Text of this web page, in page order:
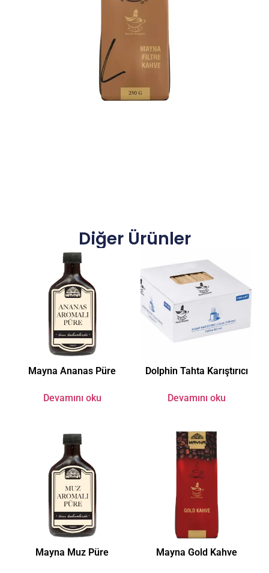
Diğer Ürünler
Mayna Ananas Püre
Devamını oku
Dolphin Tahta Karıştırıcı
Devamını oku
Mayna Muz Püre Mayna Gold Kahve